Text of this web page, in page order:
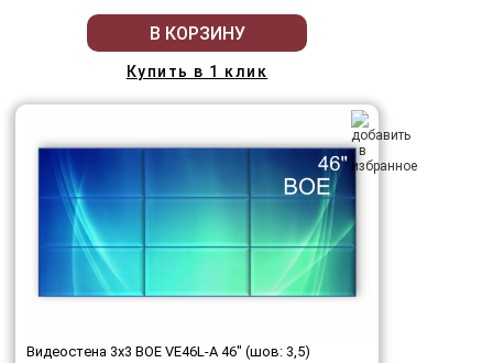
В КОРЗИНУ
Купить в 1 клик
Видеостена 3x3 BOE VE46L-A 46" (шов: 3,5)